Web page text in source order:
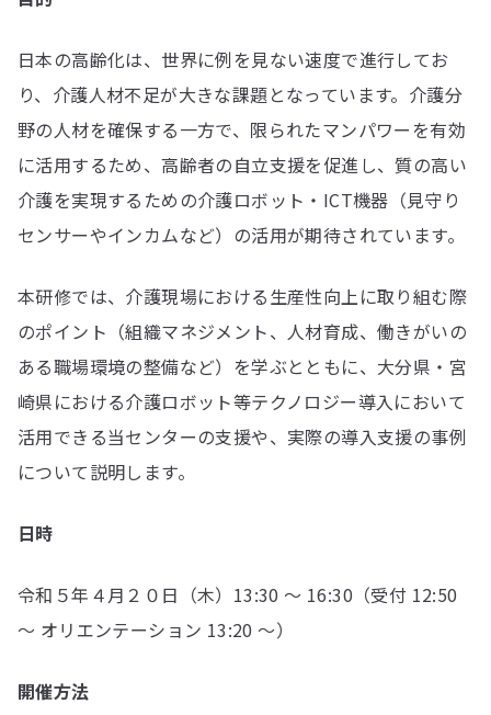
日本の高齢化は、世界に例を見ない速度で進行してお
り、介護人材不足が大きな課題となっています。介護分
野の人材を確保する一方で、限られたマンパワーを有効
に活用するため、高齢者の自立支援を促進し、質の高い
介護を実現するための介護ロボット・ICT機器（見守り
センサーやインカムなど）の活用が期待されています。
本研修では、介護現場における生産性向上に取り組む際
のポイント（組織マネジメント、人材育成、働きがいの
ある職場環境の整備など）を学ぶとともに、大分県・宮
崎県における介護ロボット等テクノロジー導入において
活用できる当センターの支援や、実際の導入支援の事例
について説明します。
日時
令和５年４月２０日（木）13:30 ～ 16:30（受付 12:50
～ オリエンテーション 13:20 ～）
開催方法